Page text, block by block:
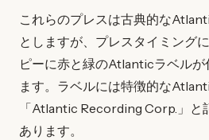
これらのプレスは古典的な
としますが、プレスタイミング
ピーに赤と緑のAtlanticラベルが
ます。ラベルには特徴的な
「Atlantic Recording Corp.」と
あります。